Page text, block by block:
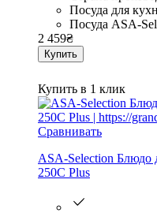
Посуда для
Посуда ASA-
2 459₴
Купить
Купить в 1 клик
Сравнивать
ASA-Selection Блюдо
250C Plus